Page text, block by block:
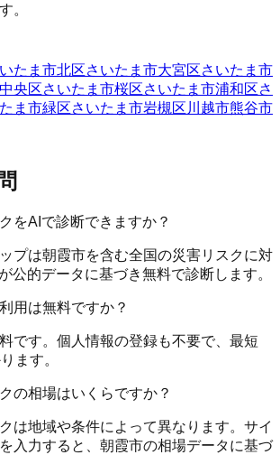
。
たま市北区さいたま市大宮区さいたま市
央区さいたま市桜区さいたま市浦和区さ
ま市緑区さいたま市岩槻区 川越市熊谷市
をAIで診断できますか？
プは朝霞市を含む全国の災害リスクに対
公的データに基づき無料で診断します。
用は無料ですか？
です。個人情報の登録も不要で、最短
ます。
の相場はいくらですか？
は地域や条件によって異なります。サイ
入力すると、朝霞市の相場データに基づ